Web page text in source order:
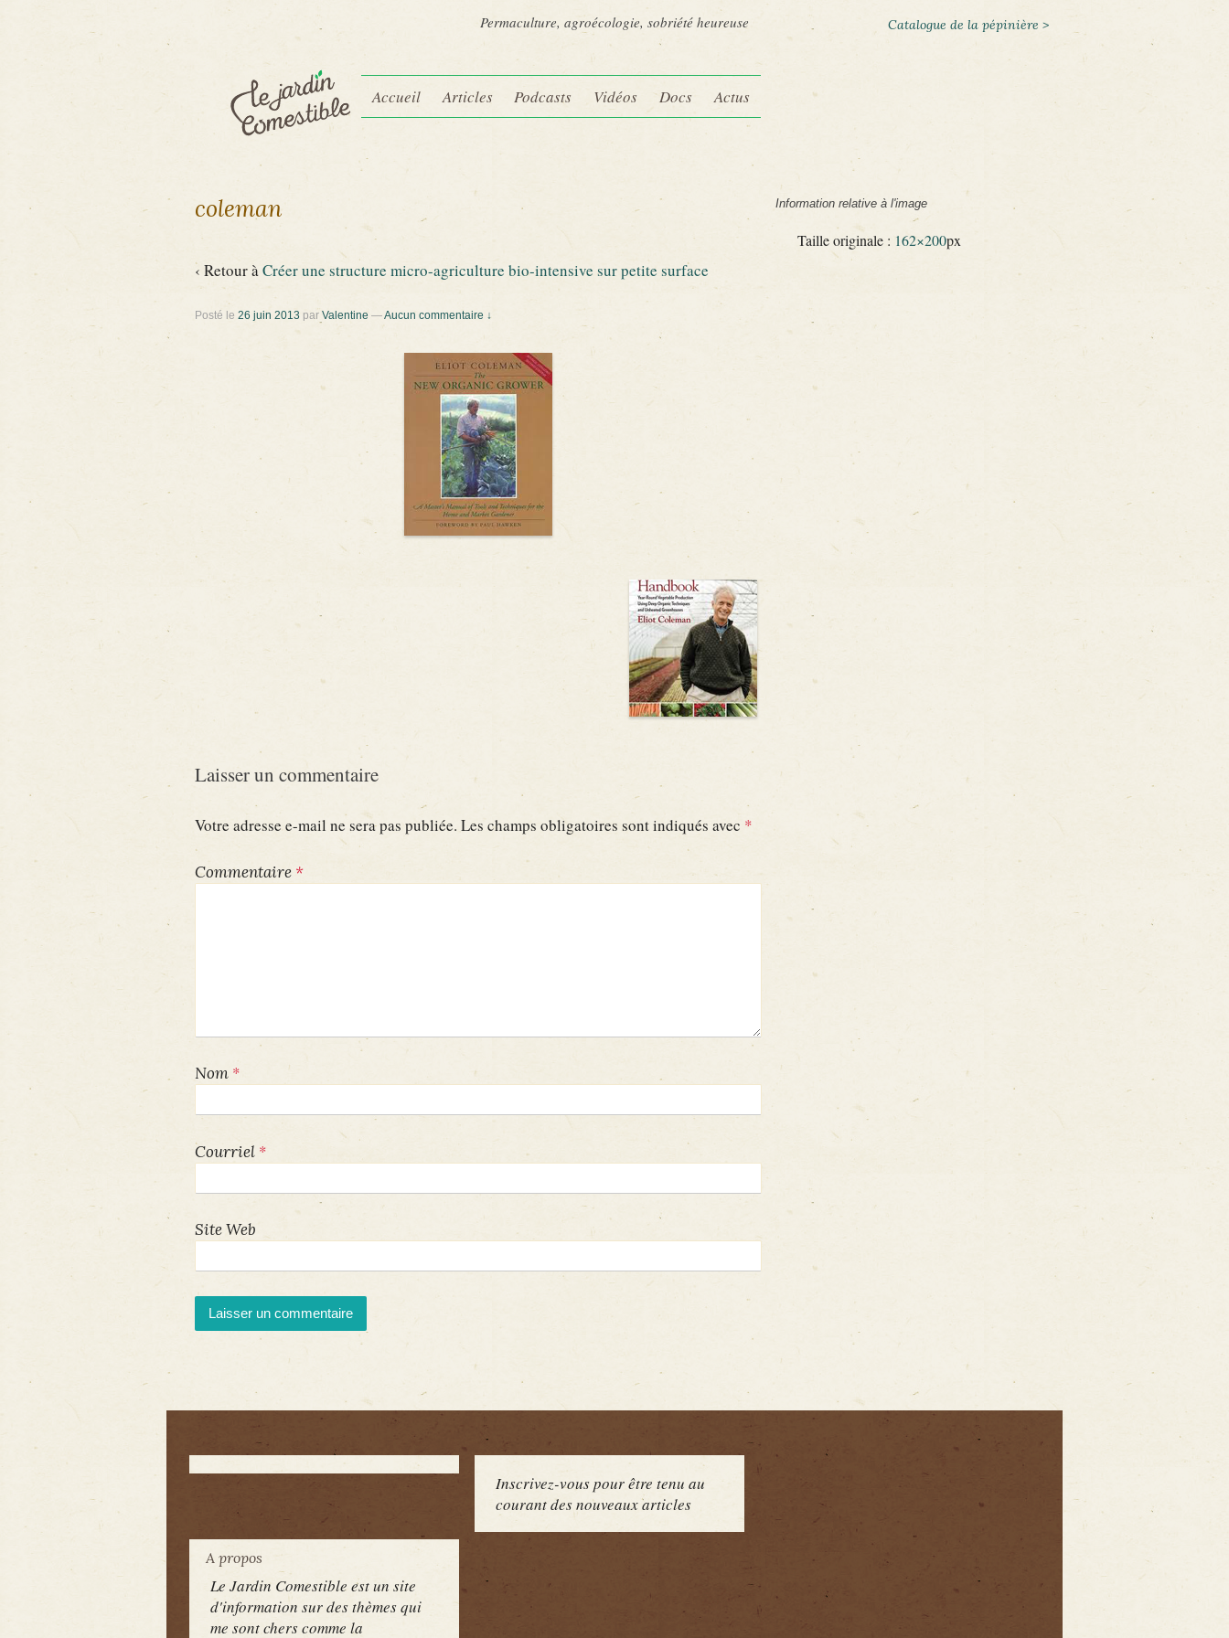
Permaculture, agroécologie, sobriété heureuse Catalogue de la pépinière >
Accueil Articles Podcasts Vidéos Docs Actus
coleman
‹ Retour àCréer une structure micro-agriculture bio-intensive sur petite surface
Posté le26 juin 2013 parValentine —Aucun commentaire ↓
Laisser un commentaire
Votre adresse e-mail ne sera pas publiée. Les champs obligatoires sont indiqués avec *
Commentaire *
Nom *
Courriel *
Site Web
Information relative à l'image
Taille originale : 162×200px
Inscrivez-vous pour être tenu au
courant des nouveaux articles
A propos
Le Jardin Comestible est un site
d'information sur des thèmes qui
me sont chers comme la